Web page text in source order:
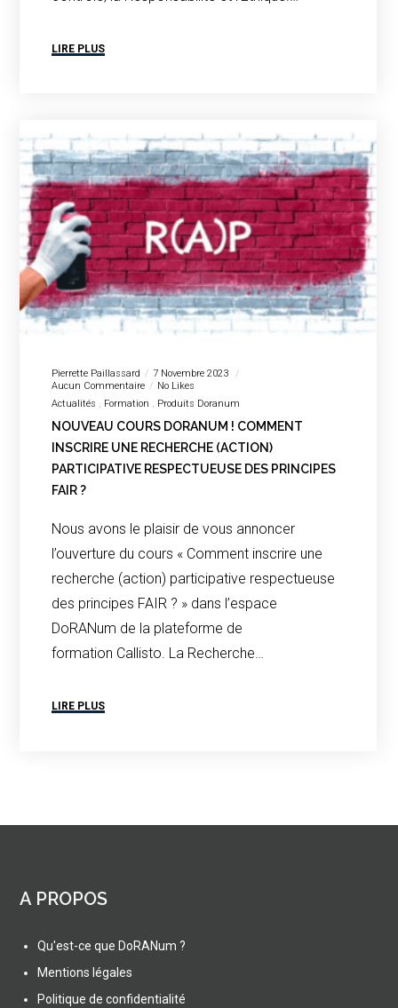
LIRE PLUS
Pierrette Paillassard
7 Novembre 2023
Aucun Commentaire
No Likes
Actualités
Formation Produits Doranum
NOUVEAU COURS DORANUM ! COMMENT
INSCRIRE UNE RECHERCHE (ACTION)
PARTICIPATIVE RESPECTUEUSE DES PRINCIPES
FAIR ?
Nous avons le plaisir de vous annoncer
l’ouverture du cours « Comment inscrire une
recherche (action) participative respectueuse
des principes FAIR ? » dans l’espace
DoRANum de la plateforme de
formation Callisto. La Recherche…
LIRE PLUS
A PROPOS
Qu'est-ce que DoRANum ?
Mentions légales
Politique de confidentialité